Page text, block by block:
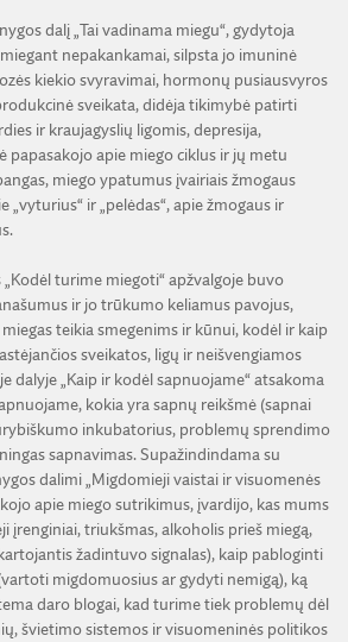
dalį „Tai vadinama miegu“, gydytoja
nepakankamai, silpsta jo imuninė
kiekio svyravimai, hormonų pusiausvyros
sveikata, didėja tikimybė patirti
ir kraujagyslių ligomis, depresija,
papasakojo apie miego ciklus ir jų metu
miego ypatumus įvairiais žmogaus
„vyturius“ ir „pelėdas“, apie žmogaus ir
turime miegoti“ apžvalgoje buvo
ir jo trūkumo keliamus pavojus,
teikia smegenims ir kūnui, kodėl ir kaip
sveikatos, ligų ir neišvengiamos
dalyje „Kaip ir kodėl sapnuojame“ atsakoma
kokia yra sapnų reikšmė (sapnai
inkubatorius, problemų sprendimo
sapnavimas. Supažindindama su
dalimi „Migdomieji vaistai ir visuomenės
apie miego sutrikimus, įvardijo, kas mums
įrenginiai, triukšmas, alkoholis prieš miegą,
žadintuvo signalas), kaip pabloginti
migdomuosius ar gydyti nemigą), ką
daro blogai, kad turime tiek problemų dėl
švietimo sistemos ir visuomeninės politikos